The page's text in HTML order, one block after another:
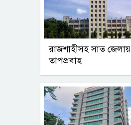
রাজশাহীসহ সাত জেলায়
তাপপ্রবাহ